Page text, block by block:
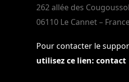
262 allée des
06110 Le Cannet –
Pour contacter le
utilisez ce lien: contact